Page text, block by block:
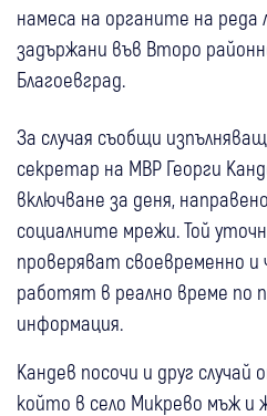
намеса на органите на
задържани във Второ
Благоевград.
За случая съобщи
секретар на МВР Георги
включване за деня,
социалните мрежи. Той
проверяват своевременно
работят в реално време по
информация.
Кандев посочи и друг
който в село Микрево мъж и